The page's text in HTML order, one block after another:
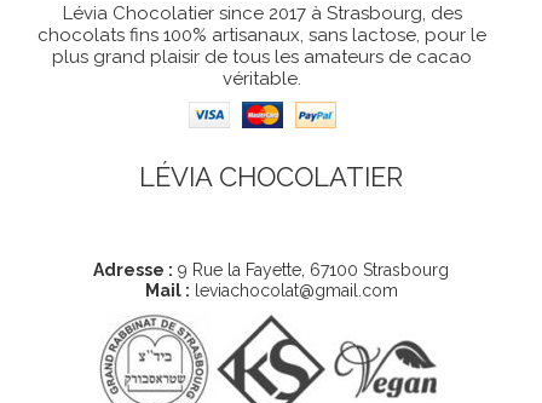
Lévia Chocolatier since 2017 à Strasbourg, des
chocolats fins 100% artisanaux, sans lactose, pour le
plus grand plaisir de tous les amateurs de cacao
véritable.
LÉVIA CHOCOLATIER
Adresse : 9 Rue la Fayette, 67100 Strasbourg
Mail : leviachocolat@gmail.com